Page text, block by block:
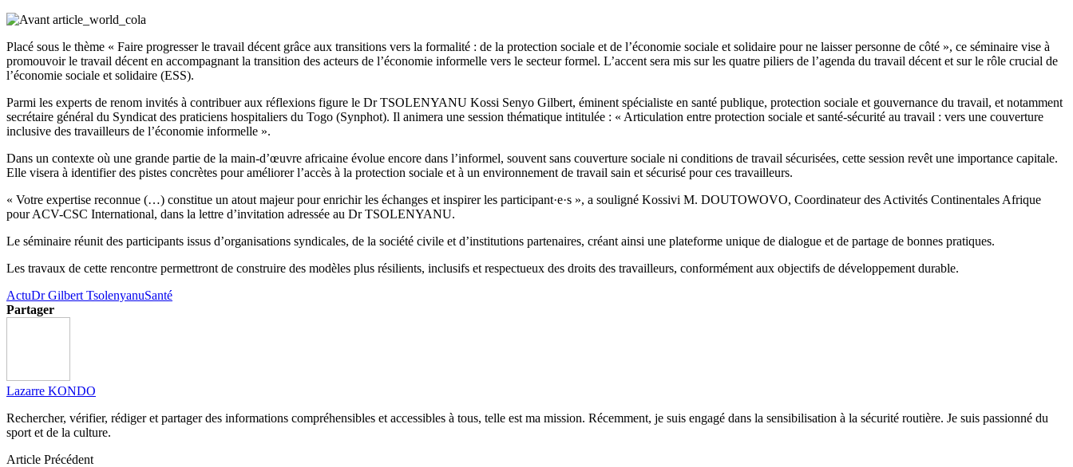
Placé sous le thème « Faire progresser le travail décent grâce aux transitions vers la formalité : de la protection sociale et de l’économie sociale et solidaire pour ne laisser personne de côté », ce séminaire vise à
promouvoir le travail décent en accompagnant la transition des acteurs de l’économie informelle vers le secteur formel. L’accent sera mis sur les quatre piliers de l’agenda du travail décent et sur le rôle crucial de
l’économie sociale et solidaire (ESS).
Parmi les experts de renom invités à contribuer aux réflexions figure le Dr TSOLENYANU Kossi Senyo Gilbert, éminent spécialiste en santé publique, protection sociale et gouvernance du travail, et notamment
secrétaire général du Syndicat des praticiens hospitaliers du Togo (Synphot). Il animera une session thématique intitulée : « Articulation entre protection sociale et santé-sécurité au travail : vers une couverture
inclusive des travailleurs de l’économie informelle ».
Dans un contexte où une grande partie de la main-d’œuvre africaine évolue encore dans l’informel, souvent sans couverture sociale ni conditions de travail sécurisées, cette session revêt une importance capitale.
Elle visera à identifier des pistes concrètes pour améliorer l’accès à la protection sociale et à un environnement de travail sain et sécurisé pour ces travailleurs.
« Votre expertise reconnue (…) constitue un atout majeur pour enrichir les échanges et inspirer les participant·e·s », a souligné Kossivi M. DOUTOWOVO, Coordinateur des Activités Continentales Afrique
pour ACV-CSC International, dans la lettre d’invitation adressée au Dr TSOLENYANU.
Le séminaire réunit des participants issus d’organisations syndicales, de la société civile et d’institutions partenaires, créant ainsi une plateforme unique de dialogue et de partage de bonnes pratiques.
Les travaux de cette rencontre permettront de construire des modèles plus résilients, inclusifs et respectueux des droits des travailleurs, conformément aux objectifs de développement durable.
ActuDr Gilbert TsolenyanuSanté
Partager
Lazarre KONDO
Rechercher, vérifier, rédiger et partager des informations compréhensibles et accessibles à tous, telle est ma mission. Récemment, je suis engagé dans la sensibilisation à la sécurité routière. Je suis passionné du
sport et de la culture.
Article Précédent